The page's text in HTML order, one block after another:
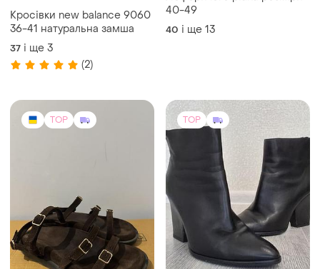
New Balance
Кросівки new balance 9060
36-41 натуральна замша
37 і ще 3
Лофери loro piana розміри
40-49
TOP TOP